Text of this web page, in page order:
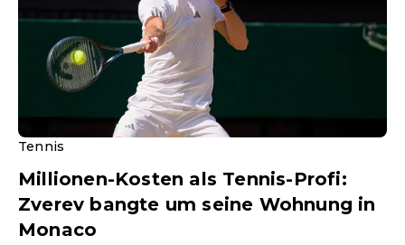
Tennis
Millionen-Kosten als Tennis-Profi:
Zverev bangte um seine Wohnung in
Monaco